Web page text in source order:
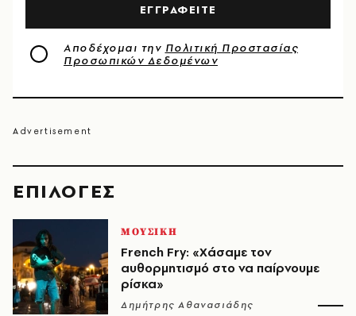
EΠΙΛΟΓΈΣ
ΜΟΥΣΙΚΗ
French Fry: «Χάσαμε τον
αυθορμητισμό στο να παίρνουμε
ρίσκα»
Δημήτρης Αθανασιάδης
ΕΓΓΡΑΦΕΙΤΕ
Αποδέχομαι την Πολιτική Προστασίας
Προσωπικών Δεδομένων